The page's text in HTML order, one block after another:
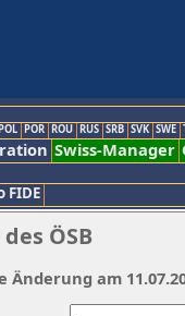
POR ROU RUS SRB SVK SWE
Swiss-Manager
FIDE
ÖSB
Änderung am